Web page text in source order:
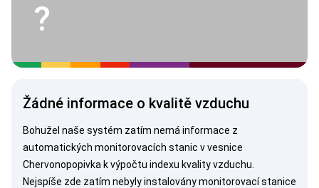
?
Žádné informace o kvalitě vzduchu
Bohužel naše systém zatím nemá informace z
automatických monitorovacích stanic v vesnice
Chervonopopivka k výpočtu indexu kvality vzduchu.
Nejspíše zde zatím nebyly instalovány monitorovací stanice